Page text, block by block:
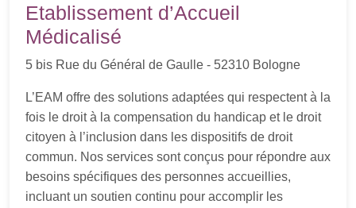
Etablissement d’Accueil
Médicalisé
5 bis Rue du Général de Gaulle - 52310 Bologne
L’EAM offre des solutions adaptées qui respectent à la
fois le droit à la compensation du handicap et le droit
citoyen à l’inclusion dans les dispositifs de droit
commun. Nos services sont conçus pour répondre aux
besoins spécifiques des personnes accueillies,
incluant un soutien continu pour accomplir les